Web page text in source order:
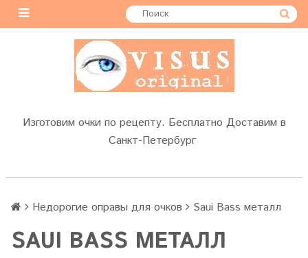
Изготовим очки по рецепту. Бесплатно Доставим в
Санкт-Петербург
Недорогие оправы для очков Saui Bass металл
SAUI BASS МЕТАЛЛ